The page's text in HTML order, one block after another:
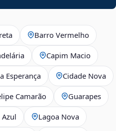
Barro Vermelho
Capim Macio
Esperança Cidade Nova
Camarão Guarapes
Lagoa Nova